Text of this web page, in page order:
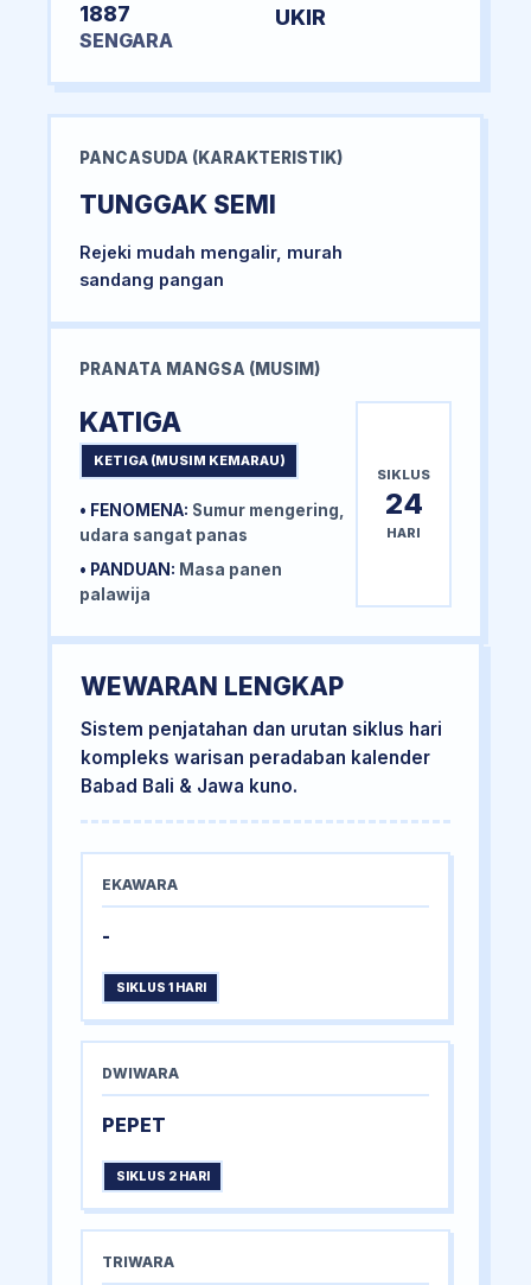
1887
SENGARA
UKIR
PANCASUDA (KARAKTERISTIK)
TUNGGAK SEMI
Rejeki mudah mengalir, murah
sandang pangan
PRANATA MANGSA (MUSIM)
KATIGA
KETIGA (MUSIM KEMARAU)
• FENOMENA: Sumur mengering,
udara sangat panas
• PANDUAN: Masa panen
palawija
SIKLUS
24
HARI
WEWARAN LENGKAP
Sistem penjatahan dan urutan siklus hari
kompleks warisan peradaban kalender
Babad Bali & Jawa kuno.
EKAWARA
-
SIKLUS 1 HARI
DWIWARA
PEPET
SIKLUS 2 HARI
TRIWARA